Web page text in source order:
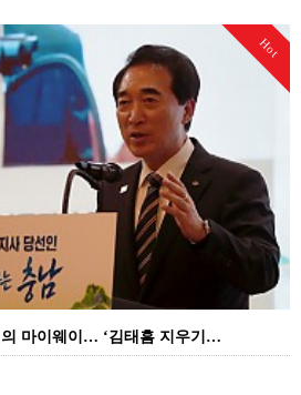
Hot
의 마이웨이… ‘김태흠 지우기…